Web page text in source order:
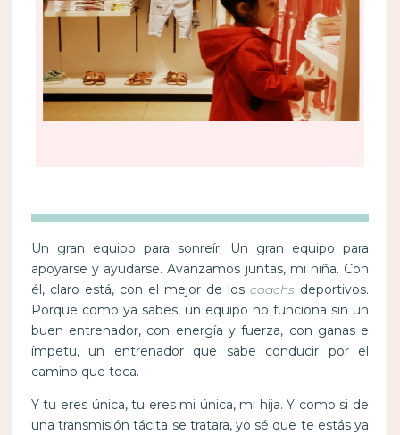
Un gran equipo para sonreír. Un gran equipo para
apoyarse y ayudarse. Avanzamos juntas, mi niña. Con
él, claro está, con el mejor de loscoachs deportivos.
Porque como ya sabes, un equipo no funciona sin un
buen entrenador, con energía y fuerza, con ganas e
ímpetu, un entrenador que sabe conducir por el
camino que toca.
Y tu eres única, tu eres mi única, mi hija. Y como si de
una transmisión tácita se tratara, yo sé que te estás ya